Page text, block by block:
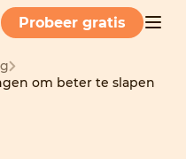
Probeer gratis
om beter te slapen